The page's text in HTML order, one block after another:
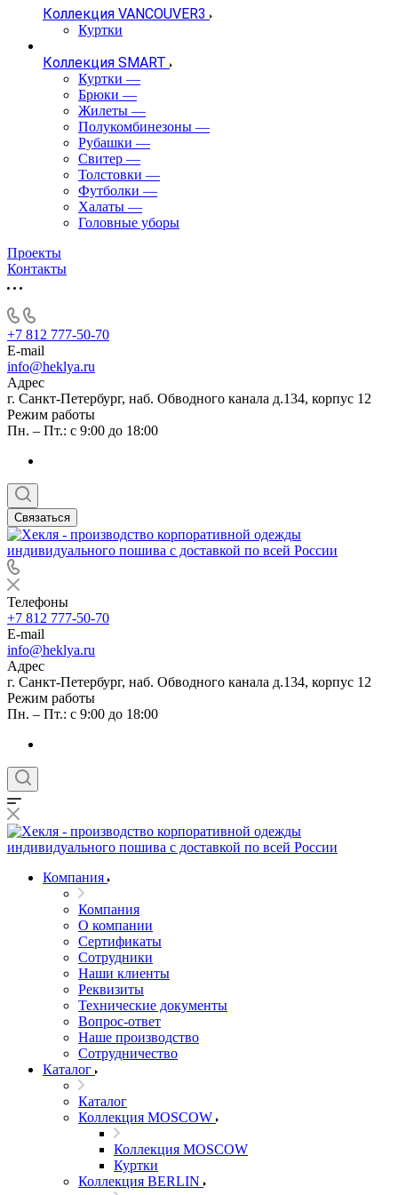
Коллекция VANCOUVER3
Куртки
Коллекция SMART
Куртки —
Брюки —
Жилеты —
Полукомбинезоны —
Рубашки —
Свитер —
Толстовки —
Футболки —
Халаты —
Головные уборы
Проекты
Контакты
+7 812 777-50-70
E-mail
info@heklya.ru
Адрес
г. Санкт-Петербург, наб. Обводного канала д.134, корпус 12
Режим работы
Пн. – Пт.: с 9:00 до 18:00
Связаться
Телефоны
+7 812 777-50-70
E-mail
info@heklya.ru
Адрес
г. Санкт-Петербург, наб. Обводного канала д.134, корпус 12
Режим работы
Пн. – Пт.: с 9:00 до 18:00
Компания
Компания
О компании
Сертификаты
Сотрудники
Наши клиенты
Реквизиты
Технические документы
Вопрос-ответ
Наше производство
Сотрудничество
Каталог
Каталог
Коллекция MOSCOW
Коллекция MOSCOW
Куртки
Коллекция BERLIN